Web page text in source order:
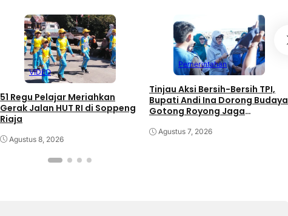
VIDEO
51 Regu Pelajar Meriahkan
Gerak Jalan HUT RI di Soppeng
Riaja
Agustus 8, 2026
Pemerintahan
Tinjau Aksi Bersih-Bersih TPI,
Bupati Andi Ina Dorong Budaya
Gotong Royong Jaga
Agustus 7, 2026